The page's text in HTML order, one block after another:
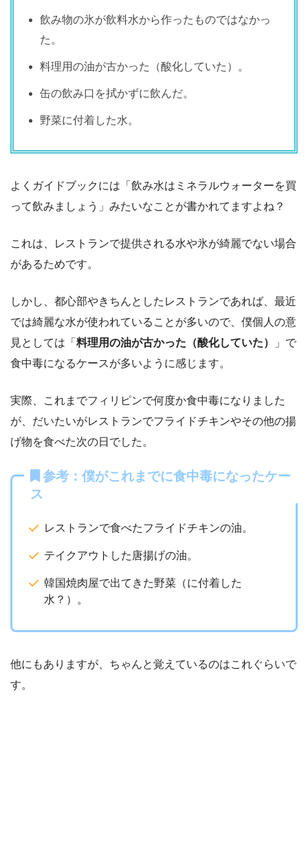
飲み物の氷が飲料水から作ったものではなかっ
た。
料理用の油が古かった（酸化していた）。
缶の飲み口を拭かずに飲んだ。
野菜に付着した水。
よくガイドブックには「飲み水はミネラルウォーターを買
って飲みましょう」みたいなことが書かれてますよね？
これは、レストランで提供される水や氷が綺麗でない場合
があるためです。
しかし、都心部やきちんとしたレストランであれば、最近
では綺麗な水が使われていることが多いので、僕個人の意
見としては「 料理用の油が古かった（酸化していた）
」で
食中毒になるケースが多いように感じます。
実際、これまでフィリピンで何度か食中毒になりました
が、だいたいがレストランでフライドチキンやその他の揚
げ物を食べた次の日でした。
参考：僕がこれまでに食中毒になったケー
ス
レストランで食べたフライドチキンの油。
テイクアウトした唐揚げの油。
韓国焼肉屋で出てきた野菜（に付着した
水？）。
他にもありますが、ちゃんと覚えているのはこれぐらいで
す。